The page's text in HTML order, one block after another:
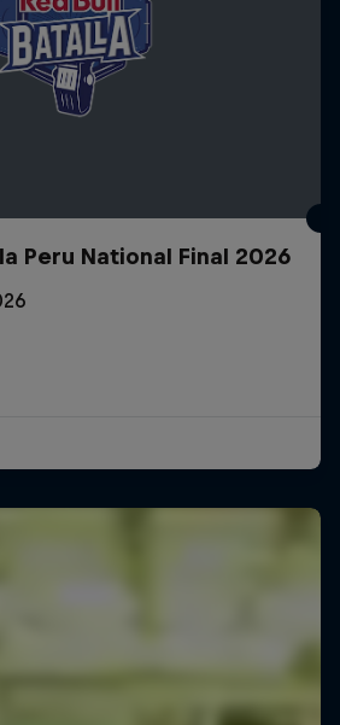
Peru National Final 2026